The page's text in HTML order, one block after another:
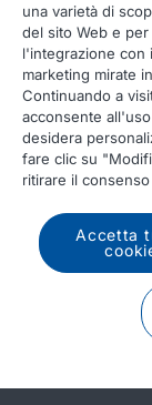
Potenti
Oltre
a batteria, il
predisposti
emissioni di
Ulteriori
una varietà di
del sito Web e
l'integrazione con
marketing mirate
Continuando a
acconsente
desidera
fare clic su
ritirare il
Accetta